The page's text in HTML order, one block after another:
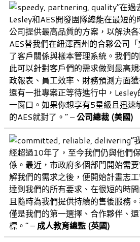
“在過
Lesley和AES開發團隊總能在最短
公司提供最高品質的方案，以解決
AES替我們在紐澤西州的合夥公司
了客戶關係與樣本管理系統。我們
此可以針對客戶們的需求做到最高
政報表、員工效率、財務預測方面
還有一批專案正等待進行中，
一窗口。如果你想享有5星級且迅速
的AES就對了。” –公司總裁 (美國)
“
經超過10年了，至今我們仍與他們
係。最近，市政府多個部門開始需
解我們的需求之後，便開始計畫志
達到我們的所有要求、在很短的時
且隨時為我們提供持續的售後服務
僅是我們的第一選擇、合作夥伴、
標。” – 成人教育總監 (英國)